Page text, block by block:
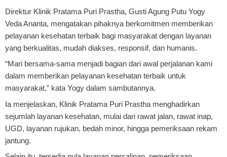
Direktur Klinik Pratama Puri Prastha, Gusti Agung Putu Yogy
Veda Ananta, mengatakan pihaknya berkomitmen memberikan
pelayanan kesehatan terbaik bagi masyarakat dengan layanan
yang berkualitas, mudah diakses, responsif, dan humanis.
“Mari bersama-sama menjadi bagian dari awal perjalanan kami
dalam memberikan pelayanan kesehatan terbaik untuk
masyarakat,” kata Yogy dalam sambutannya.
Ia menjelaskan, Klinik Pratama Puri Prastha menghadirkan
sejumlah layanan kesehatan, mulai dari rawat jalan, rawat inap,
UGD, layanan rujukan, bedah minor, hingga pemeriksaan rekam
jantung.